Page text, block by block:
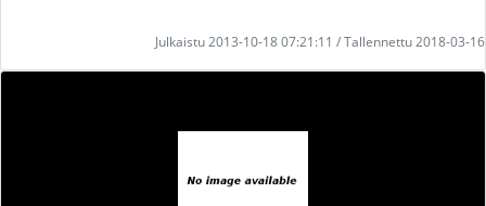
Julkaistu 2013-10-18 07:21:11 / Tallennettu 2018-03-16